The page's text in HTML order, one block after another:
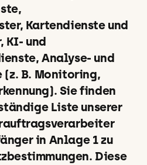
Kartendienste und
KI- und
Analyse- und
B. Monitoring,
Sie finden
Liste unserer
in Anlage 1 zu
Diese